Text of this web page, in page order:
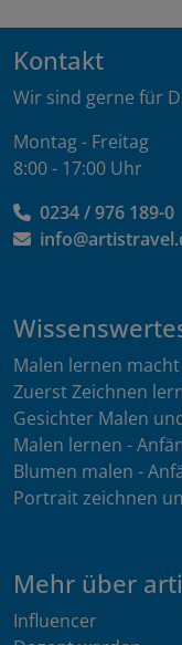
Kontakt
Wir sind gerne für
Montag - Freitag
8:00 - 17:00 Uhr
0234 / 976 189-0
Malen lernen
Zuerst Zeichnen
Gesichter Malen
Malen lernen -
Blumen malen -
Portrait zeichnen
Mehr über
Influencer